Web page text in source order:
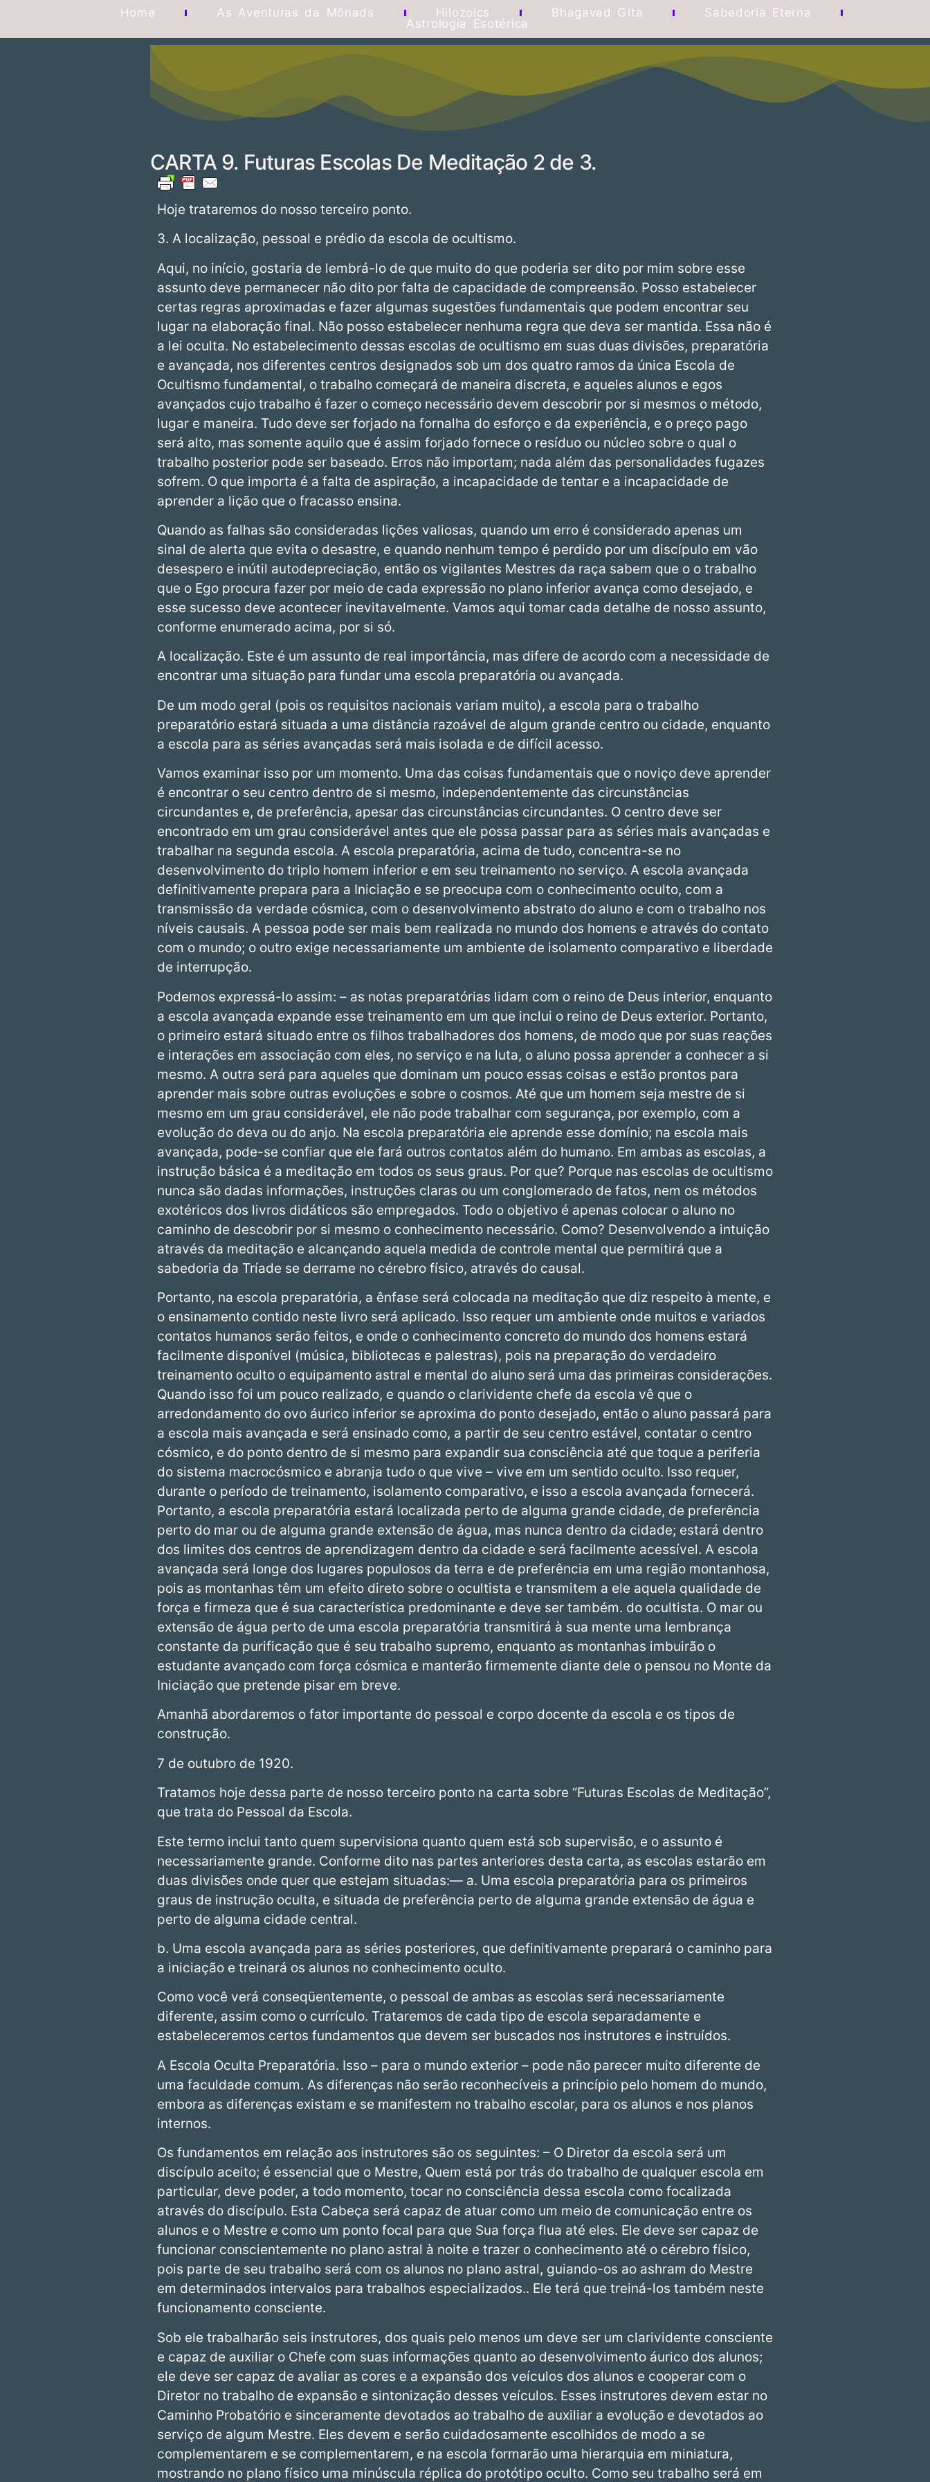
Home As Aventuras da Mônads Hilozoics Bhagavad Gita
Sabedoria Eterna
Astrologia Esotérica
CARTA 9. Futuras Escolas De Meditação 2 de 3.
Hoje trataremos do nosso terceiro ponto.
3. A localização, pessoal e prédio da escola de ocultismo.
Aqui, no início, gostaria de lembrá-lo de que muito do que poderia ser dito por mim sobre esse
assunto deve permanecer não dito por falta de capacidade de compreensão. Posso estabelecer
certas regras aproximadas e fazer algumas sugestões fundamentais que podem encontrar seu
lugar na elaboração final. Não posso estabelecer nenhuma regra que deva ser mantida. Essa não é
a lei oculta. No estabelecimento dessas escolas de ocultismo em suas duas divisões, preparatória
e avançada, nos diferentes centros designados sob um dos quatro ramos da única Escola de
Ocultismo fundamental, o trabalho começará de maneira discreta, e aqueles alunos e egos
avançados cujo trabalho é fazer o começo necessário devem descobrir por si mesmos o método,
lugar e maneira. Tudo deve ser forjado na fornalha do esforço e da experiência, e o preço pago
será alto, mas somente aquilo que é assim forjado fornece o resíduo ou núcleo sobre o qual o
trabalho posterior pode ser baseado. Erros não importam; nada além das personalidades fugazes
sofrem. O que importa é a falta de aspiração, a incapacidade de tentar e a incapacidade de
aprender a lição que o fracasso ensina.
Quando as falhas são consideradas lições valiosas, quando um erro é considerado apenas um
sinal de alerta que evita o desastre, e quando nenhum tempo é perdido por um discípulo em vão
desespero e inútil autodepreciação, então os vigilantes Mestres da raça sabem que o o trabalho
que o Ego procura fazer por meio de cada expressão no plano inferior avança como desejado, e
esse sucesso deve acontecer inevitavelmente. Vamos aqui tomar cada detalhe de nosso assunto,
conforme enumerado acima, por si só.
A localização. Este é um assunto de real importância, mas difere de acordo com a necessidade de
encontrar uma situação para fundar uma escola preparatória ou avançada.
De um modo geral (pois os requisitos nacionais variam muito), a escola para o trabalho
preparatório estará situada a uma distância razoável de algum grande centro ou cidade, enquanto
a escola para as séries avançadas será mais isolada e de difícil acesso.
Vamos examinar isso por um momento. Uma das coisas fundamentais que o noviço deve aprender
é encontrar o seu centro dentro de si mesmo, independentemente das circunstâncias
circundantes e, de preferência, apesar das circunstâncias circundantes. O centro deve ser
encontrado em um grau considerável antes que ele possa passar para as séries mais avançadas e
trabalhar na segunda escola. A escola preparatória, acima de tudo, concentra-se no
desenvolvimento do triplo homem inferior e em seu treinamento no serviço. A escola avançada
definitivamente prepara para a Iniciação e se preocupa com o conhecimento oculto, com a
transmissão da verdade cósmica, com o desenvolvimento abstrato do aluno e com o trabalho nos
níveis causais. A pessoa pode ser mais bem realizada no mundo dos homens e através do contato
com o mundo; o outro exige necessariamente um ambiente de isolamento comparativo e liberdade
de interrupção.
Podemos expressá-lo assim: – as notas preparatórias lidam com o reino de Deus interior, enquanto
a escola avançada expande esse treinamento em um que inclui o reino de Deus exterior. Portanto,
o primeiro estará situado entre os filhos trabalhadores dos homens, de modo que por suas reações
e interações em associação com eles, no serviço e na luta, o aluno possa aprender a conhecer a si
mesmo. A outra será para aqueles que dominam um pouco essas coisas e estão prontos para
aprender mais sobre outras evoluções e sobre o cosmos. Até que um homem seja mestre de si
mesmo em um grau considerável, ele não pode trabalhar com segurança, por exemplo, com a
evolução do deva ou do anjo. Na escola preparatória ele aprende esse domínio; na escola mais
avançada, pode-se confiar que ele fará outros contatos além do humano. Em ambas as escolas, a
instrução básica é a meditação em todos os seus graus. Por que? Porque nas escolas de ocultismo
nunca são dadas informações, instruções claras ou um conglomerado de fatos, nem os métodos
exotéricos dos livros didáticos são empregados. Todo o objetivo é apenas colocar o aluno no
caminho de descobrir por si mesmo o conhecimento necessário. Como? Desenvolvendo a intuição
através da meditação e alcançando aquela medida de controle mental que permitirá que a
sabedoria da Tríade se derrame no cérebro físico, através do causal.
Portanto, na escola preparatória, a ênfase será colocada na meditação que diz respeito à mente, e
o ensinamento contido neste livro será aplicado. Isso requer um ambiente onde muitos e variados
contatos humanos serão feitos, e onde o conhecimento concreto do mundo dos homens estará
facilmente disponível (música, bibliotecas e palestras), pois na preparação do verdadeiro
treinamento oculto o equipamento astral e mental do aluno será uma das primeiras considerações.
Quando isso foi um pouco realizado, e quando o clarividente chefe da escola vê que o
arredondamento do ovo áurico inferior se aproxima do ponto desejado, então o aluno passará para
a escola mais avançada e será ensinado como, a partir de seu centro estável, contatar o centro
cósmico, e do ponto dentro de si mesmo para expandir sua consciência até que toque a periferia
do sistema macrocósmico e abranja tudo o que vive – vive em um sentido oculto. Isso requer,
durante o período de treinamento, isolamento comparativo, e isso a escola avançada fornecerá.
Portanto, a escola preparatória estará localizada perto de alguma grande cidade, de preferência
perto do mar ou de alguma grande extensão de água, mas nunca dentro da cidade; estará dentro
dos limites dos centros de aprendizagem dentro da cidade e será facilmente acessível. A escola
avançada será longe dos lugares populosos da terra e de preferência em uma região montanhosa,
pois as montanhas têm um efeito direto sobre o ocultista e transmitem a ele aquela qualidade de
força e firmeza que é sua característica predominante e deve ser também. do ocultista. O mar ou
extensão de água perto de uma escola preparatória transmitirá à sua mente uma lembrança
constante da purificação que é seu trabalho supremo, enquanto as montanhas imbuirão o
estudante avançado com força cósmica e manterão firmemente diante dele o pensou no Monte da
Iniciação que pretende pisar em breve.
Amanhã abordaremos o fator importante do pessoal e corpo docente da escola e os tipos de
construção.
7 de outubro de 1920.
Tratamos hoje dessa parte de nosso terceiro ponto na carta sobre “Futuras Escolas de Meditação”,
que trata do Pessoal da Escola.
Este termo inclui tanto quem supervisiona quanto quem está sob supervisão, e o assunto é
necessariamente grande. Conforme dito nas partes anteriores desta carta, as escolas estarão em
duas divisões onde quer que estejam situadas:— a. Uma escola preparatória para os primeiros
graus de instrução oculta, e situada de preferência perto de alguma grande extensão de água e
perto de alguma cidade central.
b. Uma escola avançada para as séries posteriores, que definitivamente preparará o caminho para
a iniciação e treinará os alunos no conhecimento oculto.
Como você verá conseqüentemente, o pessoal de ambas as escolas será necessariamente
diferente, assim como o currículo. Trataremos de cada tipo de escola separadamente e
estabeleceremos certos fundamentos que devem ser buscados nos instrutores e instruídos.
A Escola Oculta Preparatória. Isso – para o mundo exterior – pode não parecer muito diferente de
uma faculdade comum. As diferenças não serão reconhecíveis a princípio pelo homem do mundo,
embora as diferenças existam e se manifestem no trabalho escolar, para os alunos e nos planos
internos.
Os fundamentos em relação aos instrutores são os seguintes: – O Diretor da escola será um
discípulo aceito; é essencial que o Mestre, Quem está por trás do trabalho de qualquer escola em
particular, deve poder, a todo momento, tocar no consciência dessa escola como focalizada
através do discípulo. Esta Cabeça será capaz de atuar como um meio de comunicação entre os
alunos e o Mestre e como um ponto focal para que Sua força flua até eles. Ele deve ser capaz de
funcionar conscientemente no plano astral à noite e trazer o conhecimento até o cérebro físico,
pois parte de seu trabalho será com os alunos no plano astral, guiando-os ao ashram do Mestre
em determinados intervalos para trabalhos especializados.. Ele terá que treiná-los também neste
funcionamento consciente.
Sob ele trabalharão seis instrutores, dos quais pelo menos um deve ser um clarividente consciente
e capaz de auxiliar o Chefe com suas informações quanto ao desenvolvimento áurico dos alunos;
ele deve ser capaz de avaliar as cores e a expansão dos veículos dos alunos e cooperar com o
Diretor no trabalho de expansão e sintonização desses veículos. Esses instrutores devem estar no
Caminho Probatório e sinceramente devotados ao trabalho de auxiliar a evolução e devotados ao
serviço de algum Mestre. Eles devem e serão cuidadosamente escolhidos de modo a se
complementarem e se complementarem, e na escola formarão uma hierarquia em miniatura,
mostrando no plano físico uma minúscula réplica do protótipo oculto. Como seu trabalho será em